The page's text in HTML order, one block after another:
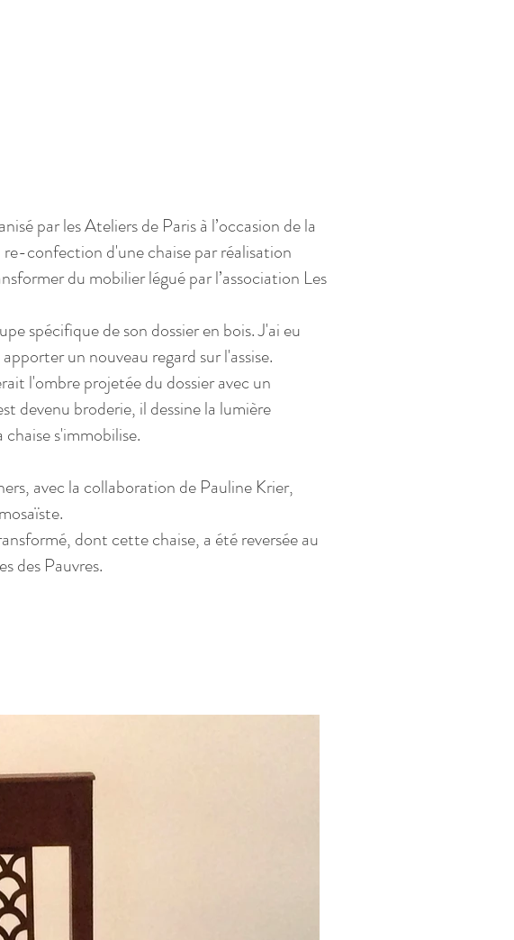
par les Ateliers de Paris à l’occasion de la
confection d'une chaise par réalisation
du mobilier légué par l’association Les
spécifique de son dossier en bois. J'ai eu
un nouveau regard sur l'assise.
l'ombre projetée du dossier avec un
devenu broderie, il dessine la lumière
s'immobilise.
avec la collaboration de Pauline Krier,
dont cette chaise, a été reversée au
des Pauvres.